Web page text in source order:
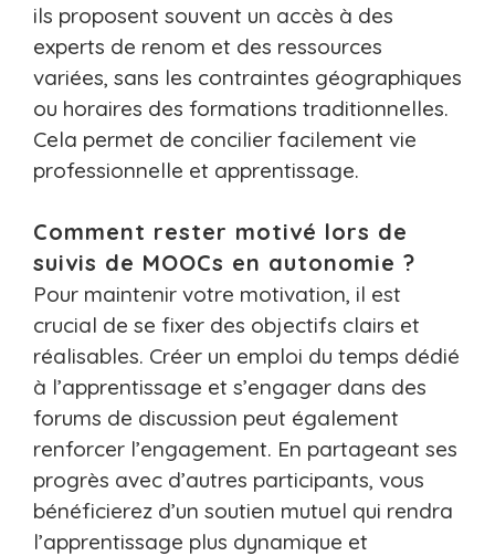
ils proposent souvent un accès à des
experts de renom et des ressources
variées, sans les contraintes géographiques
ou horaires des formations traditionnelles.
Cela permet de concilier facilement vie
professionnelle et apprentissage.
Comment rester motivé lors de
suivis de MOOCs en autonomie ?
Pour maintenir votre motivation, il est
crucial de se fixer des objectifs clairs et
réalisables. Créer un emploi du temps dédié
à l’apprentissage et s’engager dans des
forums de discussion peut également
renforcer l’engagement. En partageant ses
progrès avec d’autres participants, vous
bénéficierez d’un soutien mutuel qui rendra
l’apprentissage plus dynamique et